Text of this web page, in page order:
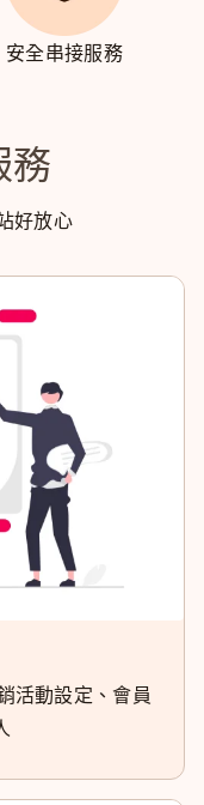
安全串接服務
務
好放心
活動設定、會員